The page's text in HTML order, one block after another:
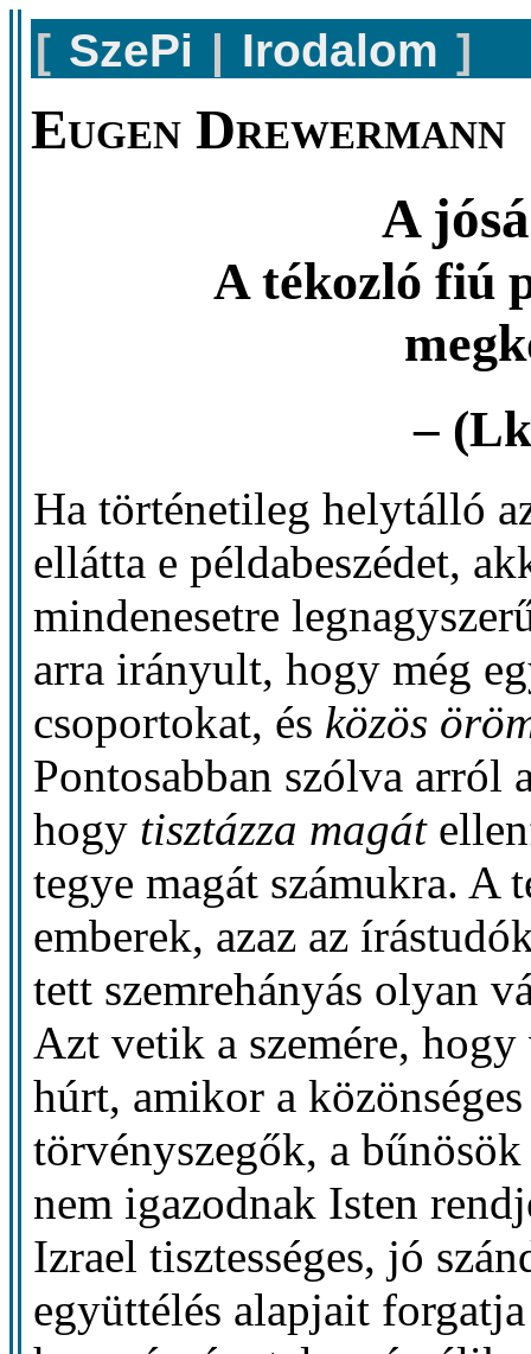
[ SzePi | Irodalom ]
Eugen Drewermann
A
A tékozló fiú
–
Ha történetileg helytálló
ellátta e példabeszédet,
mindenesetre
arra irányult, hogy még
csoportokat, és közös
Pontosabban szólva arról
hogy tisztázza magát
tegye magát számukra. A
emberek, azaz az
tett szemrehányás olyan
Azt vetik a szemére,
húrt, amikor a
törvényszegők, a
nem igazodnak Isten
Izrael tisztességes, jó
együttélés alapjait